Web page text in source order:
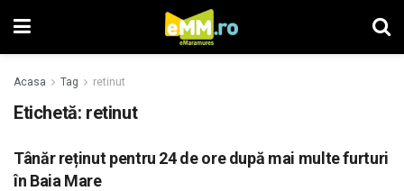
Acasa Tag retinut
Etichetă: retinut
Tânăr reținut pentru 24 de ore după mai multe furturi
în Baia Mare